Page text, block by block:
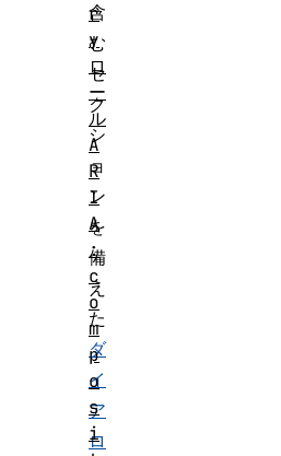
含
む
セ
ク
シ
ョ
ン
を
備
え
た
ダ
イ
ア
ロ
r
y
ロ
ー
ル
A
R
I
A
:
c
o
m
p
o
s
i